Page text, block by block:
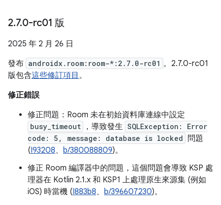
2.7.0-rc01 版
2025 年 2 月 26 日
發布 androidx.room:room-*:2.7.0-rc01 。2.7.0-rc01
版包含這些修訂項目 。
修正錯誤
修正問題：Room 未在初始資料庫連線中設定
busy_timeout ，導致發生 SQLException: Error
code: 5, message: database is locked
問題
(I93208、 b/380088809)。
修正 Room 編譯器中的問題，這個問題會導致 KSP 處
理器在 Kotlin 2.1.x 和 KSP1 上處理原生來源集 (例如
iOS) 時當機 (I883b8、 b/396607230)。